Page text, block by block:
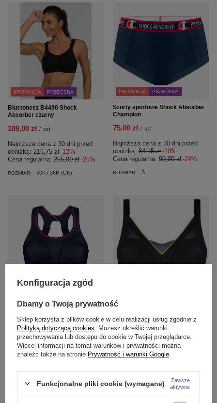
PROMOCJA PRZECENA
Biustonosz B4490 Shock
Absorber czarny
189,00 zł / szt.
Najniższa cena z 30 dni przed
obniżką: 216,75 zł -12%
Cena regularna: 255,00 zł -26%
ROZMIAR: 80K / 36H (UK)
PROMOCJA PRZECENA
Szorty sportowe Shock Absorber
Champion
75,00 zł / szt.
Najniższa cena z 30 dni przed
obniżką: 84,15 zł -10%
Cena regularna: 99,00 zł -24%
ROZMIAR: S
PROMOCJA PRZECENA
Run bra Y0BGB Shock Absorber
Champion
219,00 zł / szt.
Najniższa cena z 30 dni przed
obniżką:237,15 zł -7%
Cena regularna:279,00 zł -22%
Biustonosz U10015 Shock
Absorber slate grey
189,00 zł / szt.
Najniższa cena z 30 dni przed
obniżką:203,15 zł -6%
Cena regularna:239,00 zł
Konfiguracja zgód
Dbamy o Twoją prywatność
Sklep korzysta z plików cookie w celu realizacji usług zgodnie z
Polityką dotyczącą cookies . Możesz określić warunki
przechowywania lub dostępu do cookie w Twojej przeglądarce.
Więcej informacji na temat warunków i prywatności można
znaleźć także na stronie Prywatność i warunki Google
Funkcjonalne pliki cookie (wymagane)
Zawsze
aktywne